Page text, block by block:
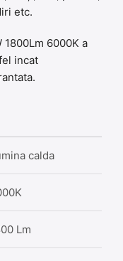
etc.
1800Lm 6000K a
incat
calda
Lm